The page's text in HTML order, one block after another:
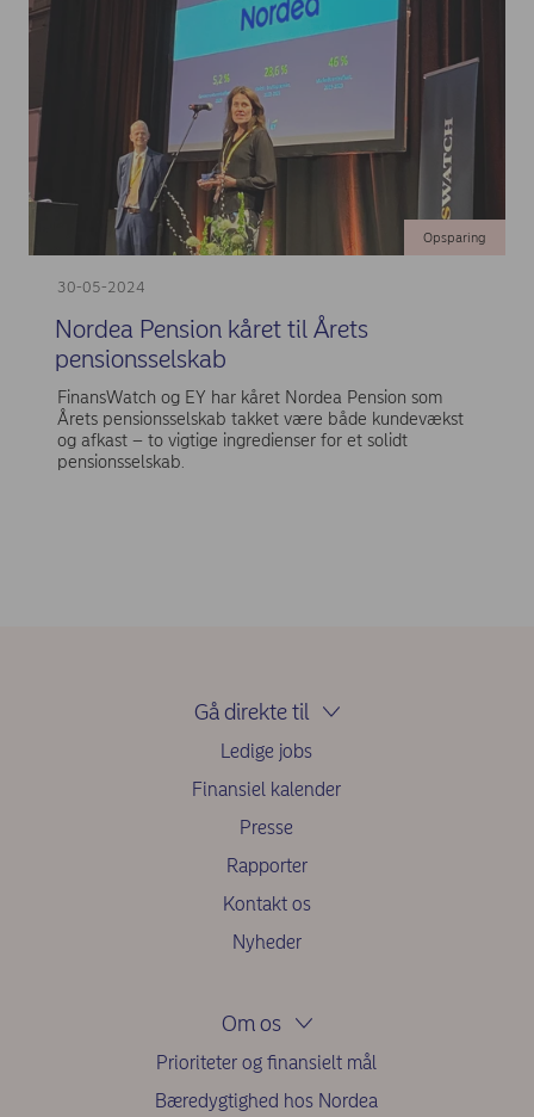
30-05-2024
Opsparing
Nordea Pension kåret til Årets
pensionsselskab
FinansWatch og EY har kåret Nordea Pension som
Årets pensionsselskab takket være både kundevækst
og afkast – to vigtige ingredienser for et solidt
pensionsselskab.
Gå direkte til
Ledige jobs
Finansiel kalender
Presse
Rapporter
Kontakt os
Nyheder
Om os
Prioriteter og finansielt mål
Bæredygtighed hos Nordea